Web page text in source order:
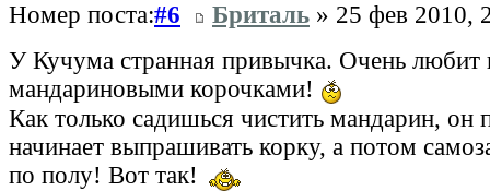
Номер поста:#6 Бриталь » 25 фев 2010,
У Кучума странная привычка. Очень любит
мандариновыми корочками!
Как только садишься чистить мандарин, он
начинает выпрашивать корку, а потом
по полу! Вот так!